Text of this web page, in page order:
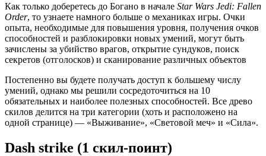
Как только доберетесь до Богано в начале Star Wars Jedi: Fallen
Order, то узнаете намного больше о механиках игры. Очки
опыта, необходимые для повышения уровня, получения очков
способностей и разблокировки новых умений, могут быть
зачислены за убийство врагов, открытие сундуков, поиск
секретов (отголосков) и сканирование различных объектов
Постепенно вы будете получать доступ к большему числу
умений, однако мы решили сосредоточиться на 10
обязательных и наиболее полезных способностей. Все древо
скилов делится на три категории (хоть и расположено на
одной странице) — «Выживание», «Световой меч» и «Сила».
Dash strike (1 скил-поинт)